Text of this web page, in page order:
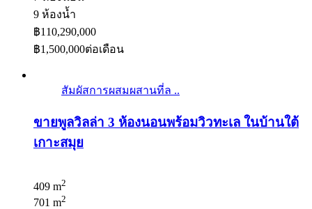
9 ห้องน้ำ
฿110,290,000
฿1,500,000ต่อเดือน
สัมผัสการผสมผสานที่ล ..
ขายพูลวิลล่า 3 ห้องนอนพร้อมวิวทะเล ในบ้านใต้
เกาะสมุย
409 m2
701 m2